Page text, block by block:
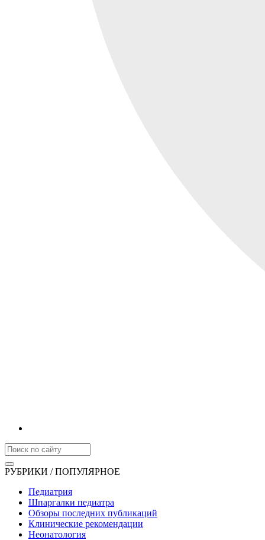
РУБРИКИ / ПОПУЛЯРНОЕ
Педиатрия
Шпаргалки педиатра
Обзоры последних публикаций
Клинические рекомендации
Неонатология